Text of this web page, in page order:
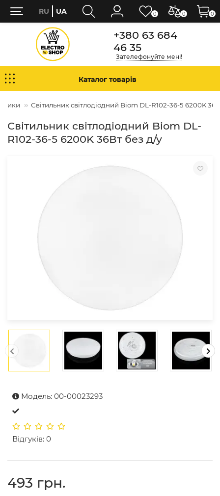
+380 63 684
46 35
Зателефонуйте мені!
Каталог товарів
Світильник світлодіодний Biom DL-R102-36-5 6200K
Світильник світлодіодний Biom DL-
R102-36-5 6200K 36Вт без д/у
Модель: 00-00023293
Відгуків: 0
493 грн.
0 0
RU UA 0